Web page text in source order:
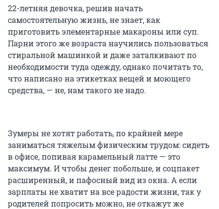
22-летняя девочка, решив начать
самостоятельную жизнь, не знает, как
приготовить элементарные макароны или суп.
Парни этого же возраста научились пользоваться
стиральной машинкой и даже заталкивают по
необходимости туда одежду, однако почитать то,
что написано на этикетках вещей и моющего
средства, — не, нам такого не надо.
Зумеры не хотят работать, по крайней мере
заниматься тяжелым физическим трудом: сидеть
в офисе, попивая карамельный латте — это
максимум. И чтобы денег побольше, и соцпакет
расширенный, и пафосный вид из окна. А если
зарплаты не хватит на все радости жизни, так у
родителей попросить можно, не откажут же